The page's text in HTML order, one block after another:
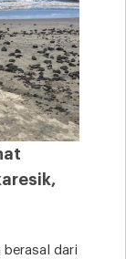
berasal dari